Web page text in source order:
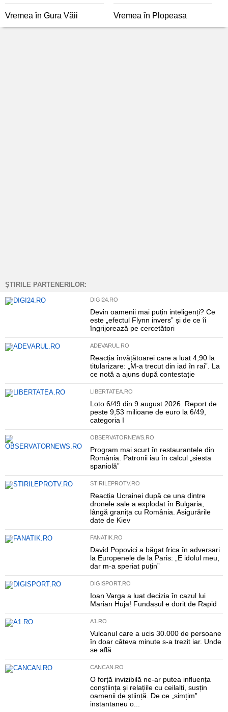
Vremea în Gura Văii Vremea în Plopeasa
ȘTIRILE PARTENERILOR:
DIGI24.RO
Devin oamenii mai puțin inteligenți? Ce
este „efectul Flynn invers” și de ce îi
îngrijorează pe cercetători
ADEVARUL.RO
Reacția învățătoarei care a luat 4,90 la
titularizare: „M-a trecut din iad în rai”. La
ce notă a ajuns după contestație
LIBERTATEA.RO
Loto 6/49 din 9 august 2026. Report de
peste 9,53 milioane de euro la 6/49,
categoria I
OBSERVATORNEWS.RO
Program mai scurt în restaurantele din
România. Patronii iau în calcul „siesta
spaniolă”
STIRILEPROTV.RO
Reacția Ucrainei după ce una dintre
dronele sale a explodat în Bulgaria,
lângă granița cu România. Asigurările
date de Kiev
FANATIK.RO
David Popovici a băgat frica în adversari
la Europenele de la Paris: „E idolul meu,
dar m-a speriat puțin”
DIGISPORT.RO
Ioan Varga a luat decizia în cazul lui
Marian Huja! Fundașul e dorit de Rapid
A1.RO
Vulcanul care a ucis 30.000 de persoane
în doar câteva minute s-a trezit iar. Unde
se află
CANCAN.RO
O forță invizibilă ne-ar putea influența
conștiința și relațiile cu ceilalți, susțin
oamenii de știință. De ce „simțim”
instantaneu o...